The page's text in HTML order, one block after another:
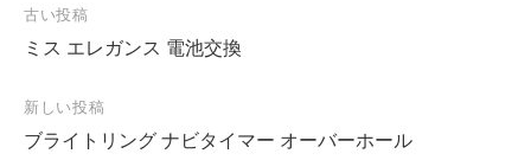
投
稿
ナ
ビ
古い投稿
ミス エレガンス 電池交換
新しい投稿
ブライトリング ナビタイマー オーバーホール